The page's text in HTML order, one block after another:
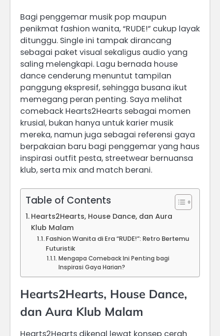
Bagi penggemar musik pop maupun
penikmat fashion wanita, “RUDE!” cukup layak
ditunggu. Single ini tampak dirancang
sebagai paket visual sekaligus audio yang
saling melengkapi. Lagu bernada house
dance cenderung menuntut tampilan
panggung ekspresif, sehingga busana ikut
memegang peran penting. Saya melihat
comeback Hearts2Hearts sebagai momen
krusial, bukan hanya untuk karier musik
mereka, namun juga sebagai referensi gaya
berpakaian baru bagi penggemar yang haus
inspirasi outfit pesta, streetwear bernuansa
klub, serta mix and match berani.
Table of Contents
Hearts2Hearts, House Dance, dan Aura
Klub Malam
Fashion Wanita di Era “RUDE!”: Retro Bertemu
Futuristik
Mengapa Comeback Ini Penting bagi
Inspirasi Gaya Harian?
Hearts2Hearts, House Dance,
dan Aura Klub Malam
Hearts2Hearts dikenal lewat konsep cerah